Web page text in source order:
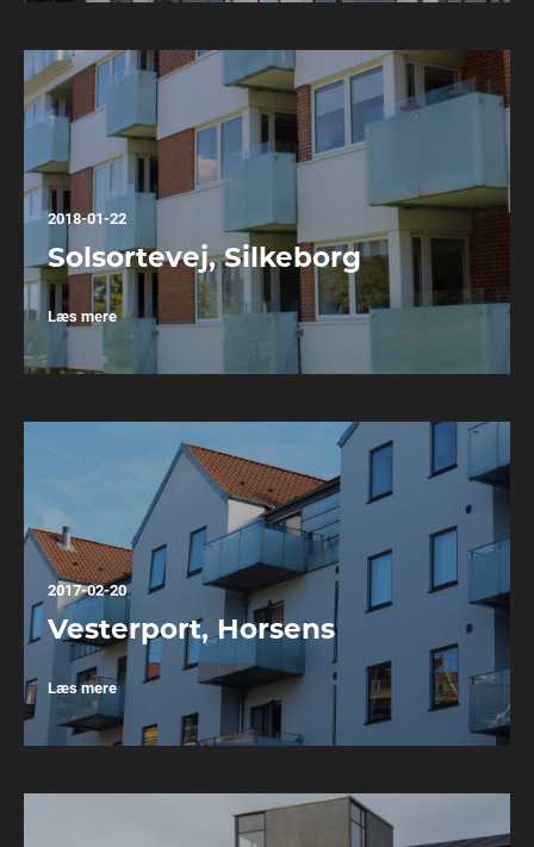
2018-01-22
Solsortevej, Silkeborg
Læs mere
2017-02-20
Vesterport, Horsens
Læs mere